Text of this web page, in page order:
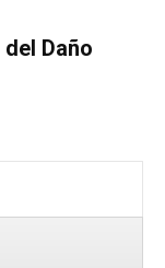
Daño